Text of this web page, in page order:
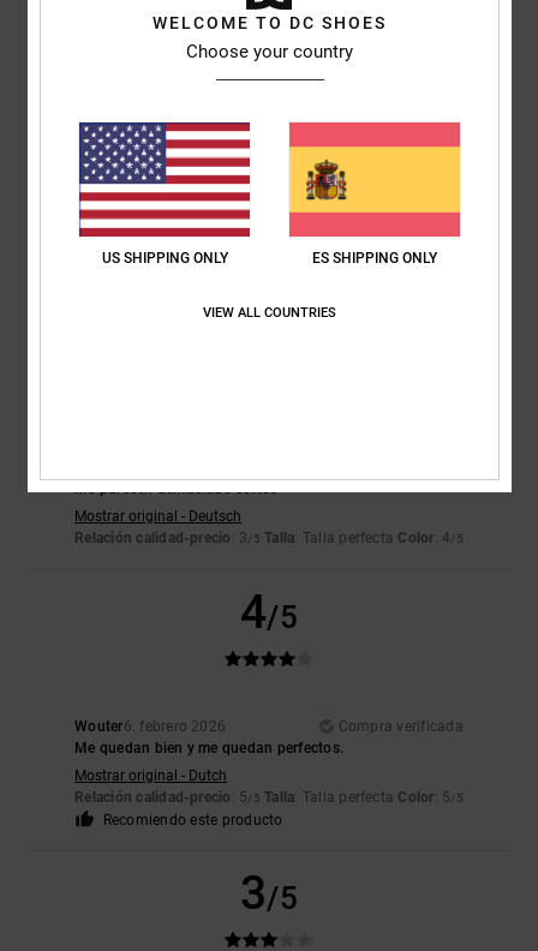
NaN
Relación calidad-precio
4.0
Demasiado pequeñoDemasiado grande
NaN
Me parecen demasiado cortos
Mostrar original - Deutsch
Relación calidad-precio : 3/5 Talla: Talla perfecta Color: 4/5
4/5
Wouter6. febrero 2026
Compra verificada
Me quedan bien y me quedan perfectos.
Mostrar original - Dutch
Relación calidad-precio : 5/5 Talla: Talla perfecta Color: 5/5
Recomiendo este producto
3/5
WELCOME TO DC SHOES
Choose your country
US SHIPPING ONLY ES SHIPPING ONLY
VIEW ALL COUNTRIES